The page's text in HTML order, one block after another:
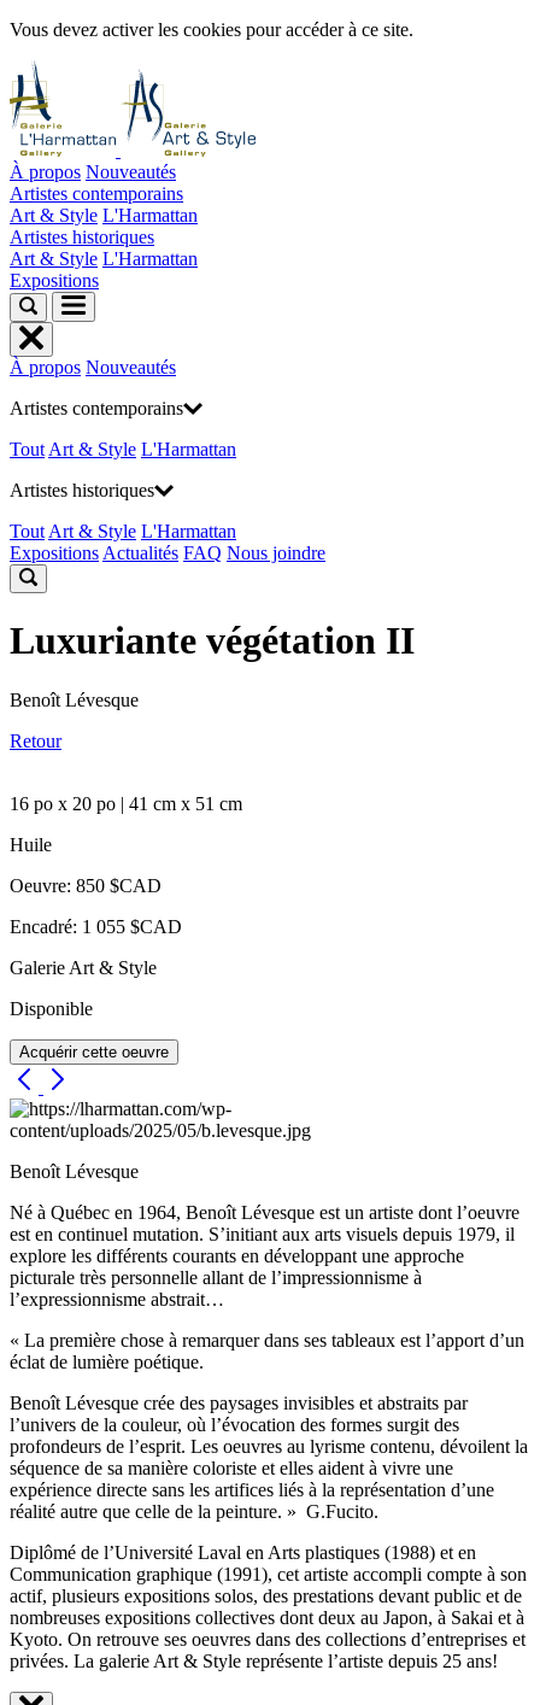
Vous devez activer les cookies pour accéder à ce site.
À propos Nouveautés
Artistes contemporains
Art & Style L'Harmattan
Artistes historiques
Art & Style L'Harmattan
Expositions
À propos Nouveautés
Artistes contemporains
Tout Art & Style L'Harmattan
Artistes historiques
Tout Art & Style L'Harmattan
Expositions Actualités FAQ Nous joindre
Luxuriante végétation II
Benoît Lévesque
Retour
16 po x 20 po | 41 cm x 51 cm
Huile
Oeuvre: 850 $CAD
Encadré: 1 055 $CAD
Galerie Art & Style
Disponible
Acquérir cette oeuvre
Benoît Lévesque
Né à Québec en 1964, Benoît Lévesque est un artiste dont l’oeuvre
est en continuel mutation. S’initiant aux arts visuels depuis 1979, il
explore les différents courants en développant une approche
picturale très personnelle allant de l’impressionnisme à
l’expressionnisme abstrait…
« La première chose à remarquer dans ses tableaux est l’apport d’un
éclat de lumière poétique.
Benoît Lévesque crée des paysages invisibles et abstraits par
l’univers de la couleur, où l’évocation des formes surgit des
profondeurs de l’esprit. Les oeuvres au lyrisme contenu, dévoilent la
séquence de sa manière coloriste et elles aident à vivre une
expérience directe sans les artifices liés à la représentation d’une
réalité autre que celle de la peinture. » G.Fucito.
Diplômé de l’Université Laval en Arts plastiques (1988) et en
Communication graphique (1991), cet artiste accompli compte à son
actif, plusieurs expositions solos, des prestations devant public et de
nombreuses expositions collectives dont deux au Japon, à Sakai et à
Kyoto. On retrouve ses oeuvres dans des collections d’entreprises et
privées. La galerie Art & Style représente l’artiste depuis 25 ans!